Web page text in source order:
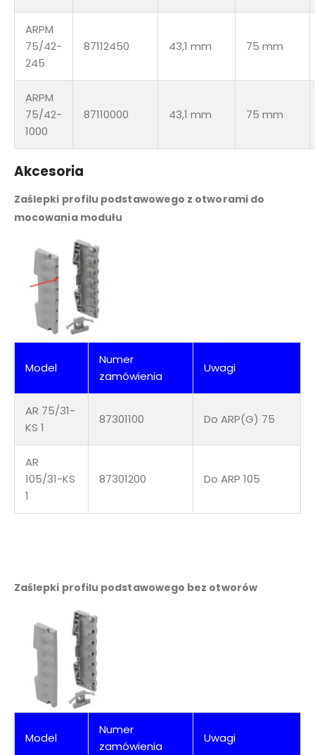
ARPM
75/42-
245
87112450 43,1 mm 75 mm
ARPM
75/42-
1000
87110000 43,1 mm 75 mm
Akcesoria
Zaślepki profilu podstawowego z otworami do
mocowania modułu
Model
Numer
zamówienia
Uwagi
AR 75/31-
KS 1
87301100 Do ARP(G) 75
AR
105/31-KS
1
87301200 Do ARP 105
Zaślepki profilu podstawowego bez otworów
Model
Numer
zamówienia
Uwagi